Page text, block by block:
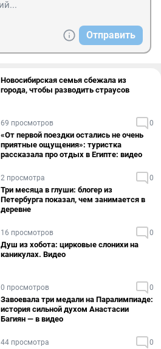
Отправить
Новосибирская семья сбежала из
города, чтобы разводить страусов
69 просмотров 0
«От первой поездки остались не очень
приятные ощущения»: туристка
рассказала про отдых в Египте: видео
2 просмотра 0
Три месяца в глуши: блогер из
Петербурга показал, чем занимается в
деревне
16 просмотров 0
Душ из хобота: цирковые слонихи на
каникулах. Видео
0 просмотров 0
Завоевала три медали на Паралимпиаде:
история сильной духом Анастасии
Багиян — в видео
44 просмотра 0